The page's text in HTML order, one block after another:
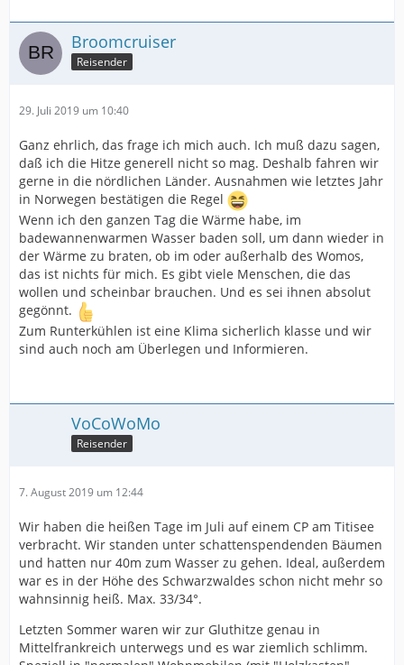
Broomcruiser
Reisender
29. Juli 2019 um 10:40
Ganz ehrlich, das frage ich mich auch. Ich muß dazu sagen,
daß ich die Hitze generell nicht so mag. Deshalb fahren wir
gerne in die nördlichen Länder. Ausnahmen wie letztes Jahr
in Norwegen bestätigen die Regel
Wenn ich den ganzen Tag die Wärme habe, im
badewannenwarmen Wasser baden soll, um dann wieder in
der Wärme zu braten, ob im oder außerhalb des Womos,
das ist nichts für mich. Es gibt viele Menschen, die das
wollen und scheinbar brauchen. Und es sei ihnen absolut
gegönnt.
Zum Runterkühlen ist eine Klima sicherlich klasse und wir
sind auch noch am Überlegen und Informieren.
VoCoWoMo
Reisender
7. August 2019 um 12:44
Wir haben die heißen Tage im Juli auf einem CP am Titisee
verbracht. Wir standen unter schattenspendenden Bäumen
und hatten nur 40m zum Wasser zu gehen. Ideal, außerdem
war es in der Höhe des Schwarzwaldes schon nicht mehr so
wahnsinnig heiß. Max. 33/34°.
Letzten Sommer waren wir zur Gluthitze genau in
Mittelfrankreich unterwegs und es war ziemlich schlimm.